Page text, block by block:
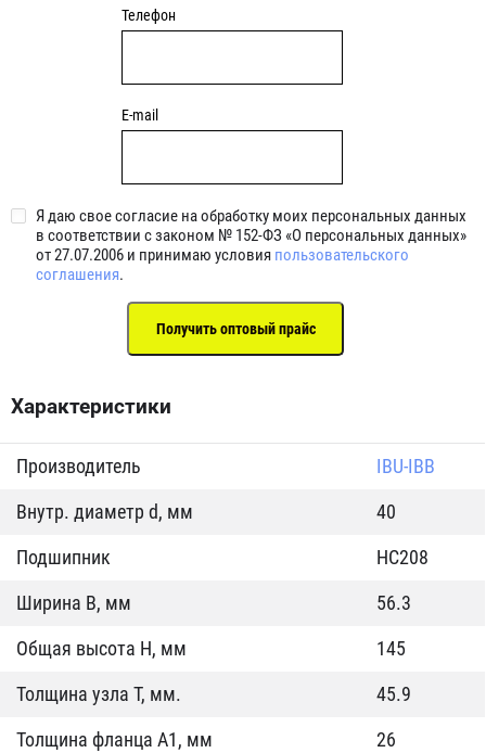
Телефон
E-mail
Я даю свое согласие на обработку моих персональных данных
в соответствии с законом № 152-ФЗ «О персональных данных»
от 27.07.2006 и принимаю условия пользовательского
соглашения.
Характеристики
Производитель
IBU-IBB
Внутр. диаметр d, мм
40
Подшипник
HC208
Ширина B, мм
56.3
Общая высота H, мм
145
Толщина узла T, мм.
45.9
Толщина фланца А1, мм
26